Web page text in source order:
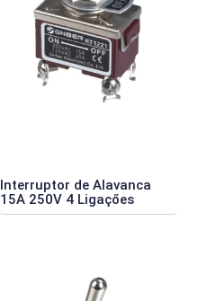
Interruptor de Alavanca
15A 250V 4 Ligaçőes